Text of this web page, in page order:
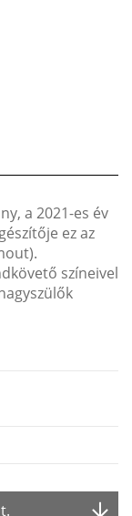
a 2021-es év
ez az
színeivel